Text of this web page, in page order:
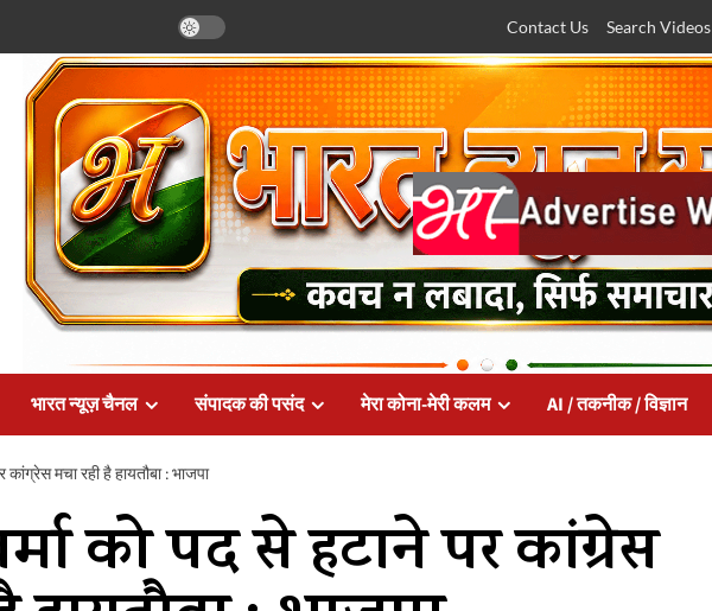
Contact Us Search Videos
भारत न्यूज़ चैनल संपादक की पसंद मेरा कोना-मेरी कलम AI / तकनीक / विज्ञान
मचा रही है हायतौबा : भाजपा
को पद से हटाने पर कांग्रेस